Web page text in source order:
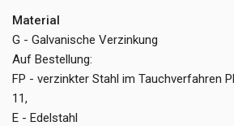
Material
G - Galvanische Verzinkung
Auf Bestellung:
FP - verzinkter Stahl im Tauchverfahren
11,
E - Edelstahl